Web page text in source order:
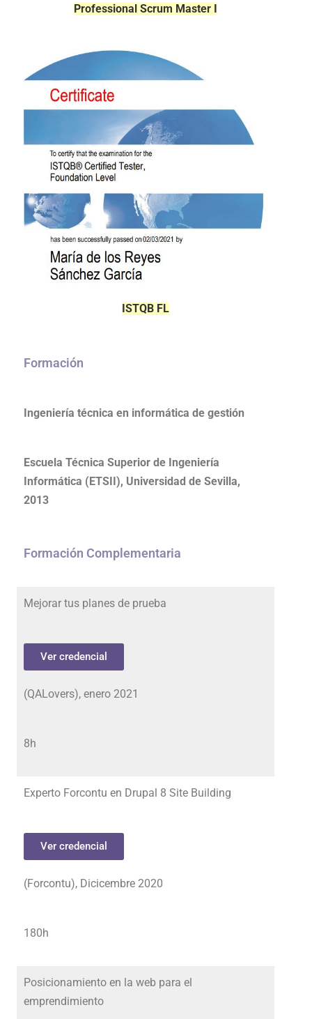
Professional Scrum Master I
ISTQB FL
Formación
Ingeniería técnica en informática de gestión
Escuela Técnica Superior de Ingeniería
Informática (ETSII), Universidad de Sevilla,
2013
Formación Complementaria
Mejorar tus planes de prueba
Ver credencial
(QALovers), enero 2021
8h
Experto Forcontu en Drupal 8 Site Building
Ver credencial
(Forcontu), Dicicembre 2020
180h
Posicionamiento en la web para el
emprendimiento